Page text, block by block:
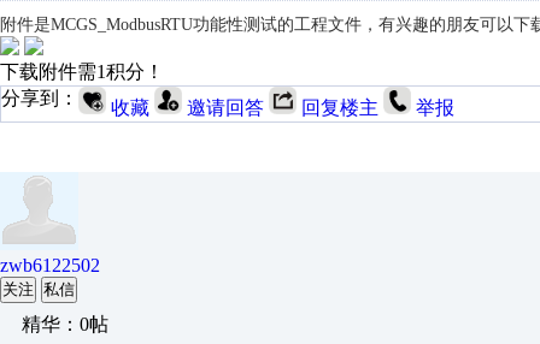
附件是MCGS_ModbusRTU功能性测试的工程文件，有兴趣的朋友可以下
下载附件需1积分！
分享到：
收藏 邀请回答 回复楼主 举报
zwb6122502
关注 私信
精华：0帖